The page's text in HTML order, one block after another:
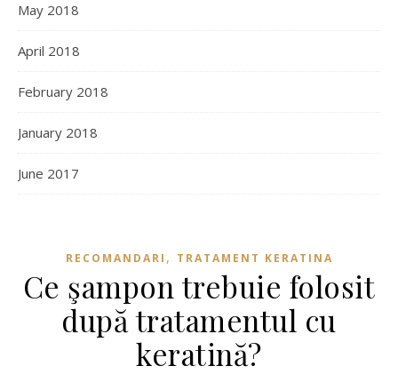
May 2018
April 2018
February 2018
January 2018
June 2017
RECOMANDARI , TRATAMENT KERATINA
Ce şampon trebuie folosit
după tratamentul cu
keratină?